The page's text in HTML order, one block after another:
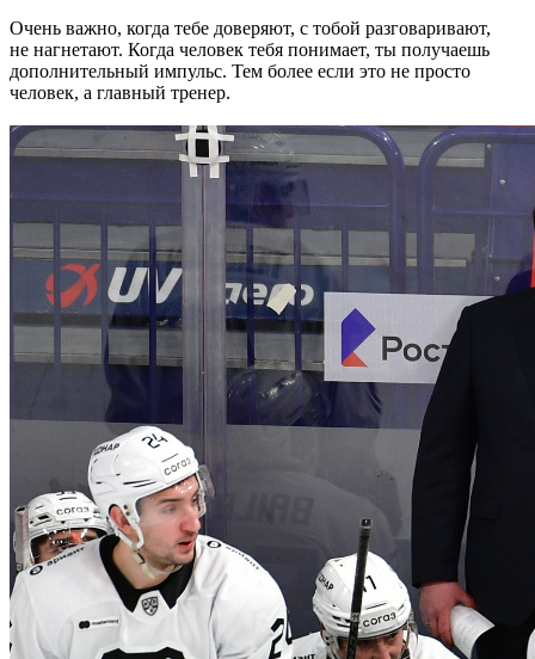
Очень важно, когда тебе доверяют, с тобой разговаривают,
не нагнетают. Когда человек тебя понимает, ты получаешь
дополнительный импульс. Тем более если это не просто
человек, а главный тренер.